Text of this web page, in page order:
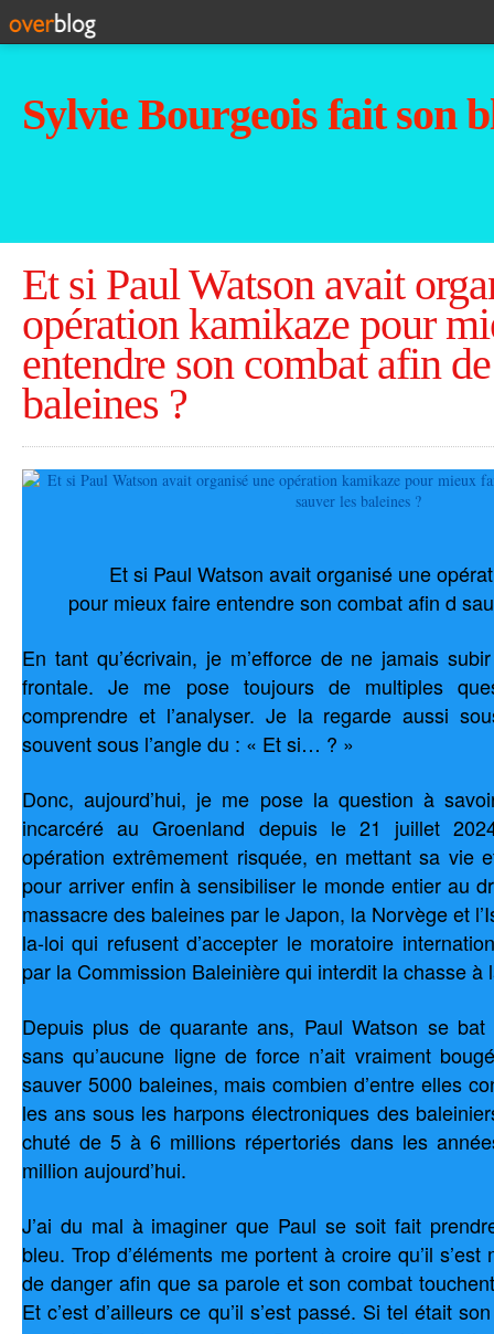
Sylvie Bourgeois fait son
Et si Paul Watson avait
opération kamikaze pour
entendre son combat afin
baleines ?
Et si Paul Watson avait organisé une
pour mieux faire entendre son combat afin d
En tant qu’écrivain, je m’efforce de ne jamais
frontale. Je me pose toujours de multiples
comprendre et l’analyser. Je la regarde aussi
souvent sous l’angle du : « Et si… ? »
Donc, aujourd’hui, je me pose la question à
incarcéré au Groenland depuis le 21 juillet
opération extrêmement risquée, en mettant sa vie
pour arriver enfin à sensibiliser le monde entier au
massacre des baleines par le Japon, la Norvège et
la-loi qui refusent d’accepter le moratoire
par la Commission Baleinière qui interdit la chasse
Depuis plus de quarante ans, Paul Watson se
sans qu’aucune ligne de force n’ait vraiment
sauver 5000 baleines, mais combien d’entre elles
les ans sous les harpons électroniques des
chuté de 5 à 6 millions répertoriés dans les
million aujourd’hui.
J’ai du mal à imaginer que Paul se soit fait
bleu. Trop d’éléments me portent à croire qu’il
de danger afin que sa parole et son combat
Et c’est d’ailleurs ce qu’il s’est passé. Si tel était